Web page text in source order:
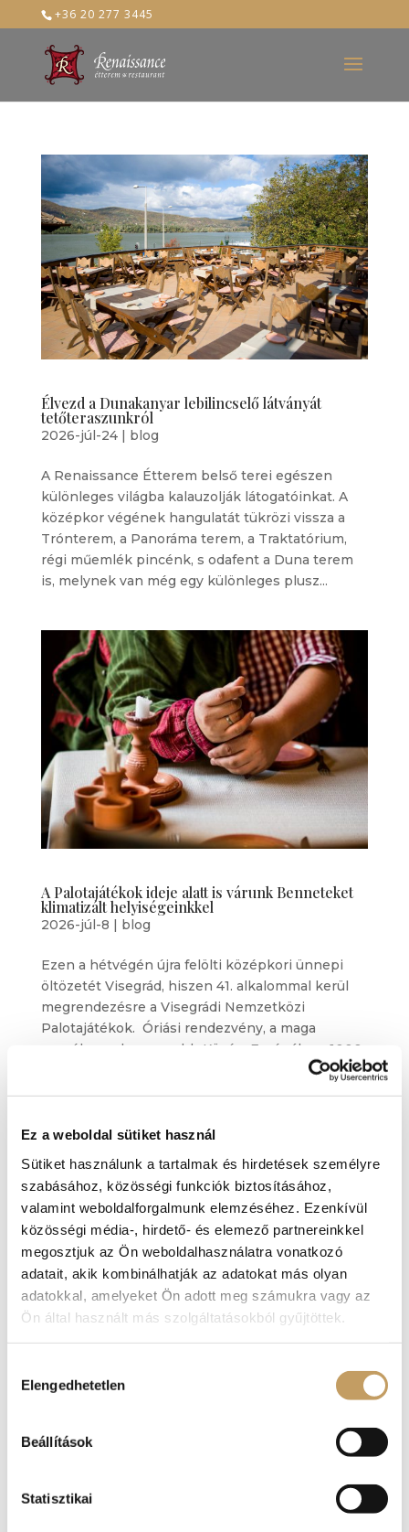
Ez a weboldal sütiket használ
Sütiket használunk a tartalmak és hirdetések személyre
szabásához, közösségi funkciók biztosításához,
valamint weboldalforgalmunk elemzéséhez. Ezenkívül
közösségi média-, hirdető- és elemező partnereinkkel
megosztjuk az Ön weboldalhasználatra vonatkozó
adatait, akik kombinálhatják az adatokat más olyan
adatokkal, amelyeket Ön adott meg számukra vagy az
Ön által használt más szolgáltatásokból gyűjtöttek.
kiválasztása
Elengedhetetlen
Beállítások
Statisztikai
+36 20 277 3445
Élvezd a Dunakanyar lebilincselő látványát
tetőteraszunkról
2026-júl-24| blog
A Renaissance Étterem belső terei egészen
különleges világba kalauzolják látogatóinkat. A
középkor végének hangulatát tükrözi vissza a
Trónterem, a Panoráma terem, a Traktatórium,
régi műemlék pincénk, s odafent a Duna terem
is, melynek van még egy különleges plusz...
A Palotajátékok ideje alatt is várunk Benneteket
klimatizált helyiségeinkkel
2026-júl-8 | blog
Ezen a hétvégén újra felölti középkori ünnepi
öltözetét Visegrád, hiszen 41. alkalommal kerül
megrendezésre a Visegrádi Nemzetközi
Palotajátékok. Óriási rendezvény, a maga
nemében a legnagyobb Közép-Európában. 1000-
nél is több kosztümös fellépő, sok tucat...
2026-jún-10
Íme hát, beköszöntött a nyár. Lehet, hogy ebben
a formában, ahogyan a hőmérő informál